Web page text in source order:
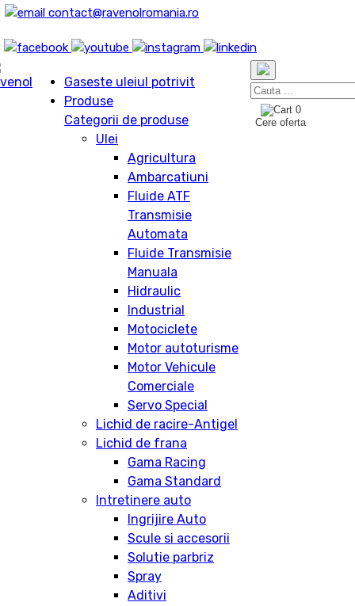
contact@ravenolromania.ro
Gaseste uleiul potrivit
Produse
Categorii de produse
Ulei
Agricultura
Ambarcatiuni
Fluide ATF
Transmisie
Automata
Fluide Transmisie
Manuala
Hidraulic
Industrial
Motociclete
Motor autoturisme
Motor Vehicule
Comerciale
Servo Special
Lichid de racire-Antigel
Lichid de frana
Gama Racing
Gama Standard
Intretinere auto
Ingrijire Auto
Scule si accesorii
Solutie parbriz
Spray
Aditivi
0
Cere oferta